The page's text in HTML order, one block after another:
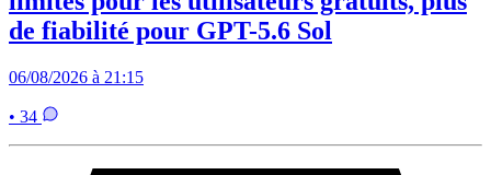
de fiabilité pour GPT-5.6 Sol
06/08/2026 à 21:15
• 34